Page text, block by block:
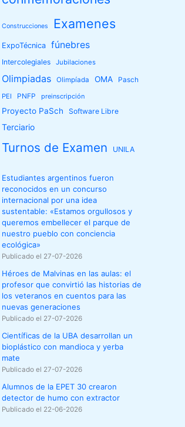
Construcciones Examenes
ExpoTécnica fúnebres
Intercolegiales Jubilaciones
Olimpiadas Olimpíada OMA
Pasch
PEI
PNFP preinscripción
Proyecto PaSch Software Libre
Terciario
Turnos de Examen UNILA
Estudiantes argentinos fueron
reconocidos en un concurso
internacional por una idea
sustentable: «Estamos orgullosos y
queremos embellecer el parque de
nuestro pueblo con conciencia
ecológica»
Publicado el 27-07-2026
Héroes de Malvinas en las aulas: el
profesor que convirtió las historias de
los veteranos en cuentos para las
nuevas generaciones
Publicado el 27-07-2026
Científicas de la UBA desarrollan un
bioplástico con mandioca y yerba
mate
Publicado el 27-07-2026
Alumnos de la EPET 30 crearon
detector de humo con extractor
Publicado el 22-06-2026